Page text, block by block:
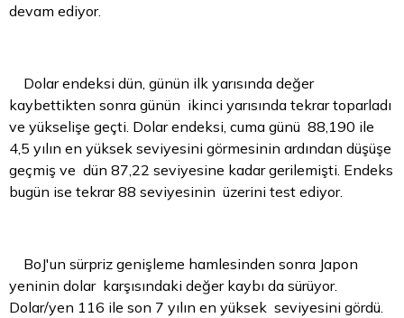
devam ediyor.
Dolarendeksi dün, günün ilk yarısında değer
kaybettikten sonra günün ikinci yarısında tekrar toparladı
ve yükselişe geçti. Dolar endeksi, cuma günü 88,190 ile
4,5 yılın en yüksek seviyesini görmesinin ardından düşüşe
geçmiş ve dün 87,22 seviyesine kadar gerilemişti. Endeks
bugün ise tekrar 88 seviyesinin üzerini test ediyor.
BoJ'un sürpriz genişleme hamlesinden sonra Japon
yeninin dolar karşısındaki değer kaybı da sürüyor.
Dolar/yen 116 ile son 7 yılın en yüksek seviyesini gördü.